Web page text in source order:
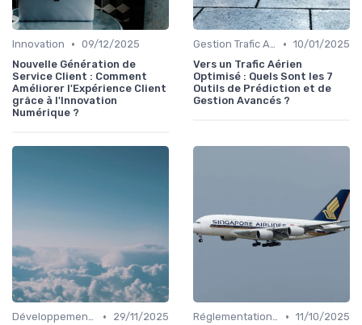
Innovation • 09/12/2025
Nouvelle Génération de
Service Client : Comment
Améliorer l'Expérience Client
grâce à l'Innovation
Numérique ?
Gestion Trafic Aérien • 10/01/2025
Vers un Trafic Aérien
Optimisé : Quels Sont les 7
Outils de Prédiction et de
Gestion Avancés ?
Développement Durable •
29/11/2025
Réglementations Internationales • 11/10/2025